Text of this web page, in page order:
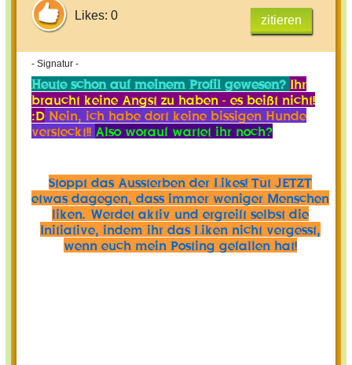
Likes: 0 zitieren
- Signatur -
Heute schon auf meinem Profil gewesen? Ihr
braucht keine Angst zu haben - es beißt nicht!
:D Nein, ich habe dort keine bissigen Hunde
versteckt!! Also worauf wartet ihr noch?
Stoppt das Aussterben der Likes! Tut JETZT
etwas dagegen, dass immer weniger Menschen
liken. Werdet aktiv und ergreift selbst die
Initiative, indem ihr das Liken nicht vergesst,
wenn euch mein Posting gefallen hat!